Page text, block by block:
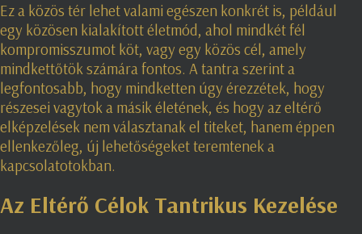
Ez a közös tér lehet valami egészen konkrét is, például
egy közösen kialakított életmód, ahol mindkét fél
kompromisszumot köt, vagy egy közös cél, amely
mindkettőtök számára fontos. A tantra szerint a
legfontosabb, hogy mindketten úgy érezzétek, hogy
részesei vagytok a másik életének, és hogy az eltérő
elképzelések nem választanak el titeket, hanem éppen
ellenkezőleg, új lehetőségeket teremtenek a
kapcsolatotokban.
Az Eltérő Célok Tantrikus Kezelése